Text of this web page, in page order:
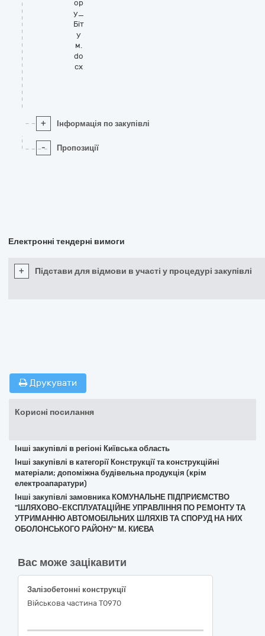
ор
у_
Біт
у
м.
do
cx
+ Інформація по закупівлі
- Пропозиції
Електронні тендерні вимоги
+ Підстави для відмови в участі у процедурі закупівлі
Друкувати
Корисні посилання
Інші закупівлі в регіоні Київська область
Інші закупівлі в категорії Конструкції та конструкційні
матеріали; допоміжна будівельна продукція (крім
електроапаратури)
Інші закупівлі замовника КОМУНАЛЬНЕ ПІДПРИЄМСТВО
"ШЛЯХОВО-ЕКСПЛУАТАЦІЙНЕ УПРАВЛІННЯ ПО РЕМОНТУ ТА
УТРИМАННЮ АВТОМОБІЛЬНИХ ШЛЯХІВ ТА СПОРУД НА НИХ
ОБОЛОНСЬКОГО РАЙОНУ" М. КИЄВА
Вас може зацікавити
Залізобетонні конструкції
Військова частина Т0970